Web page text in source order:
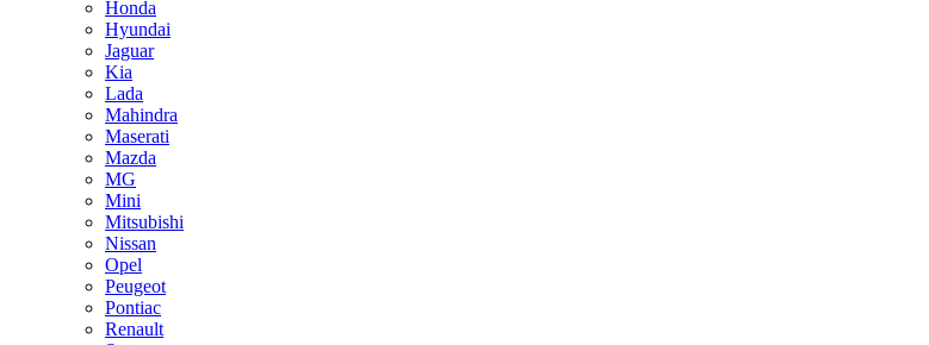
Honda
Hyundai
Jaguar
Kia
Lada
Mahindra
Maserati
Mazda
MG
Mini
Mitsubishi
Nissan
Opel
Peugeot
Pontiac
Renault